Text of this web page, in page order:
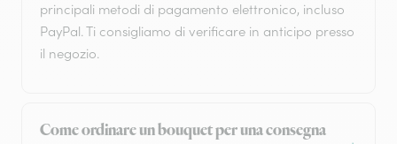
principali metodi di pagamento elettronico, incluso
PayPal. Ti consigliamo di verificare in anticipo presso
il negozio.
Come ordinare un bouquet per una consegna